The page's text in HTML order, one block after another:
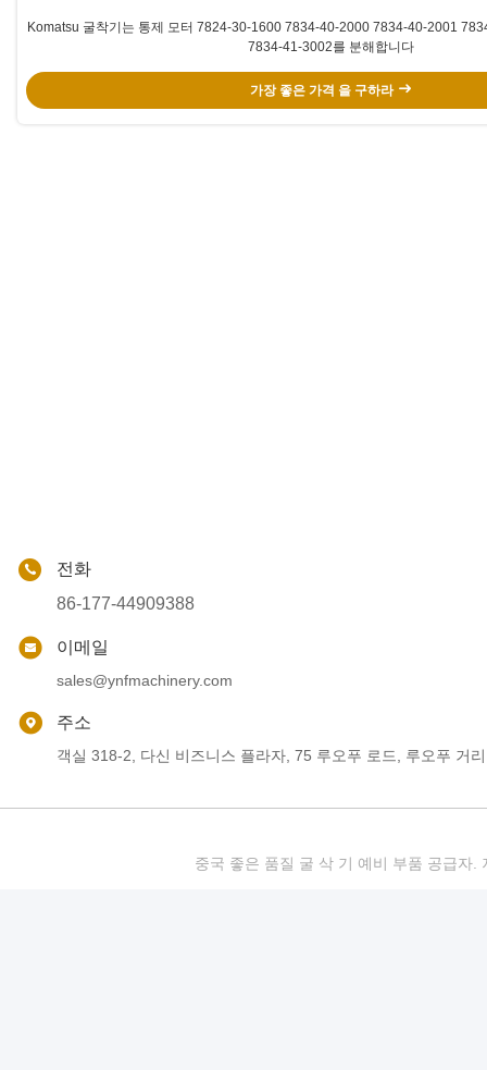
Komatsu 굴착기는 통제 모터 7824-30-1600 7834-40-2000 7834-40-2001
7834-41-3002를 분해합니다
가장 좋은 가격 을 구하라
전화
86-177-44909388
이메일
sales@ynfmachinery.com
주소
객실 318-2, 다신 비즈니스 플라자, 75 루오푸 로드, 루오푸 거
중국 좋은 품질 굴 삭 기 예비 부품 공급자